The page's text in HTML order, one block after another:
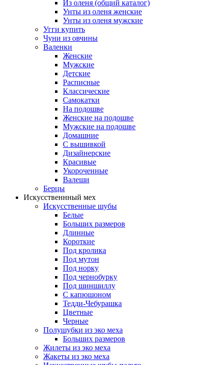
Из оленя (общий каталог)
Унты из оленя женские
Унты из оленя мужские
Угги купить
Чуни из овчины
Валенки
Женские
Мужские
Детские
Расписные
Классические
Самокатки
На подошве
Женские на подошве
Мужские на подошве
Домашние
С вышивкой
Дизайнерские
Красивые
Укороченные
Валеши
Берцы
Искусственнный мех
Искусственные шубы
Белые
Больших размеров
Длинные
Короткие
Под кролика
Под мутон
Под норку
Под чернобурку
Под шиншиллу
С капюшоном
Тедди-Чебурашка
Цветные
Черные
Полушубки из эко меха
Больших размеров
Жилеты из эко меха
Жакеты из эко меха